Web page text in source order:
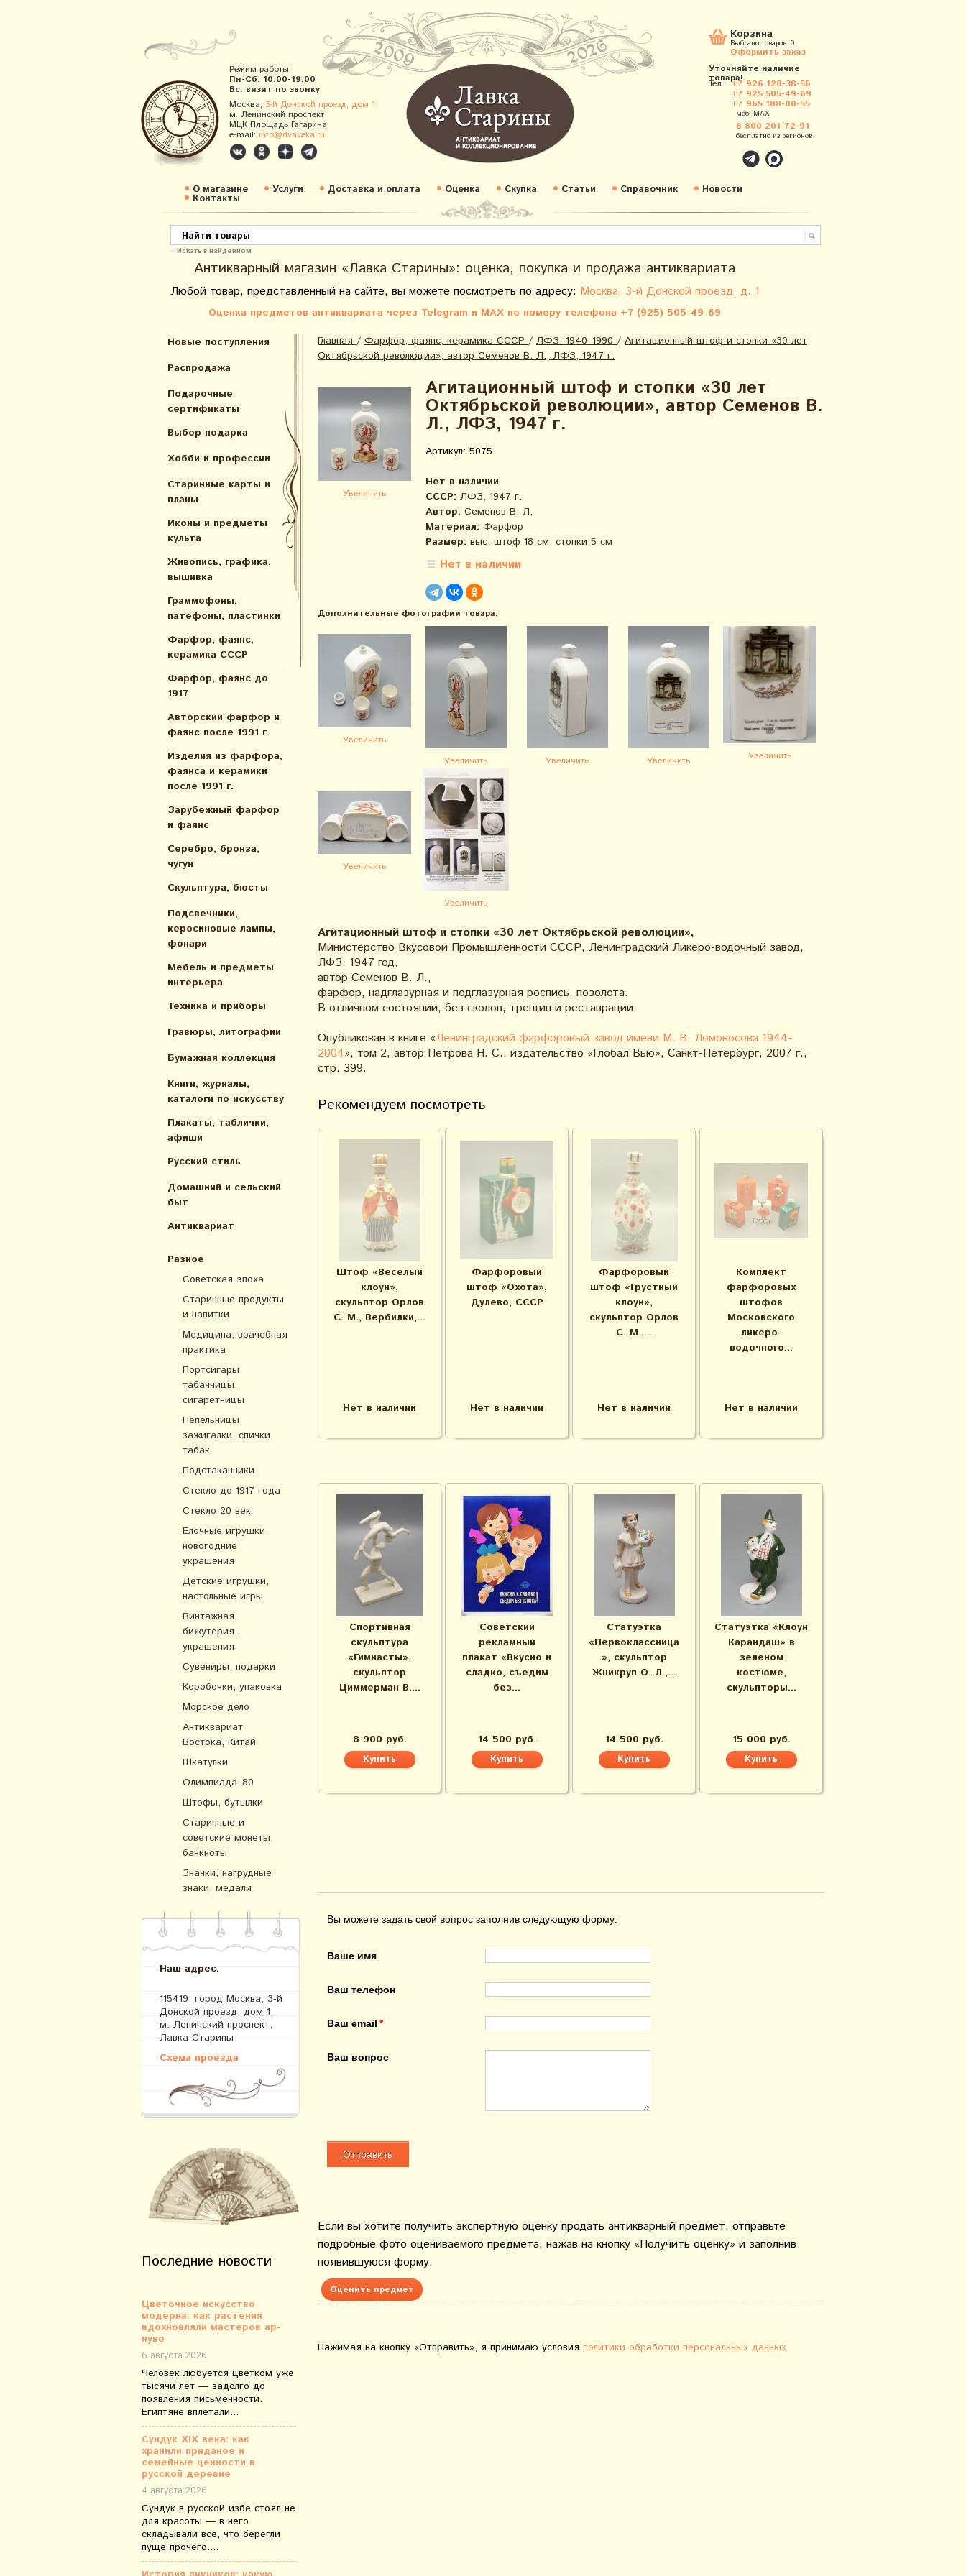
Режим работы
Пн-Сб: 10:00-19:00
Вс: визит по звонку
Москва, 3-й Донской проезд, дом 1
м. Ленинский проспект
МЦК Площадь Гагарина
e-mail: info@dvaveka.ru
Корзина
Выбрано товаров: 0
Оформить заказ
Уточняйте наличие
товара!
Тел.: +7 926 128-38-56
+7 925 505-49-69
+7 965 188-00-55
моб. MAX
8 800 201-72-91
бесплатно из регионов
О магазине Услуги Доставка и оплата Оценка Скупка Статьи Справочник Новости
Контакты
Искать в найденном
Антикварный магазин «Лавка Старины»: оценка, покупка и продажа антиквариата
Любой товар, представленный на сайте, вы можете посмотреть по адресу: Москва, 3-й Донской проезд, д. 1
Оценка предметов антиквариата через Telegram и MAX по номеру телефона +7 (925) 505-49-69
Новые поступления
Распродажа
Подарочные
сертификаты
Выбор подарка
Хобби и профессии
Старинные карты и
планы
Иконы и предметы
культа
Живопись, графика,
вышивка
Граммофоны,
патефоны, пластинки
Фарфор, фаянс,
керамика СССР
Фарфор, фаянс до
1917
Авторский фарфор и
фаянс после 1991 г.
Изделия из фарфора,
фаянса и керамики
после 1991 г.
Зарубежный фарфор
и фаянс
Серебро, бронза,
чугун
Скульптура, бюсты
Подсвечники,
керосиновые лампы,
фонари
Мебель и предметы
интерьера
Техника и приборы
Гравюры, литографии
Бумажная коллекция
Книги, журналы,
каталоги по искусcтву
Плакаты, таблички,
афиши
Русский стиль
Домашний и сельский
быт
Антиквариат
Разное
Советская эпоха
Старинные продукты
и напитки
Медицина, врачебная
практика
Портсигары,
табачницы,
сигаретницы
Пепельницы,
зажигалки, спички,
табак
Подстаканники
Стекло до 1917 года
Стекло 20 век
Елочные игрушки,
новогодние
украшения
Детские игрушки,
настольные игры
Винтажная
бижутерия,
украшения
Сувениры, подарки
Коробочки, упаковка
Морское дело
Антиквариат
Востока, Китай
Шкатулки
Олимпиада–80
Штофы, бутылки
Старинные и
советские монеты,
банкноты
Значки, нагрудные
знаки, медали
Наш адрес:
115419, город Москва, 3-й
Донской проезд, дом 1,
м. Ленинский проспект,
Лавка Старины
Схема проезда
Последние новости
Цветочное искусство
модерна: как растения
вдохновляли мастеров ар-
нуво
6 августа 2026
Человек любуется цветком уже
тысячи лет — задолго до
появления письменности.
Египтяне вплетали...
Сундук XIX века: как
хранили приданое и
семейные ценности в
русской деревне
4 августа 2026
Сундук в русской избе стоял не
для красоты — в него
складывали всё, что берегли
пуще прочего....
Главная / Фарфор, фаянс, керамика СССР / ЛФЗ: 1940–1990 / Агитационный штоф и стопки «30 лет
Октябрьской революции», автор Семенов В. Л., ЛФЗ, 1947 г.
Увеличить
Агитационный штоф и стопки «30 лет
Октябрьской революции», автор Семенов В.
Л., ЛФЗ, 1947 г.
Артикул: 5075
Нет в наличии
СССР: ЛФЗ, 1947 г.
Автор: Семенов В. Л.
Материал: Фарфор
Размер: выс. штоф 18 см, стопки 5 см
Нет в наличии
Дополнительные фотографии товара:
Увеличить
Увеличить
Увеличить Увеличить Увеличить
Увеличить
Увеличить
Агитационный штоф и стопки «30 лет Октябрьской революции»,
Министерство Вкусовой Промышленности СССР, Ленинградский Ликеро-водочный завод,
ЛФЗ, 1947 год,
автор Семенов В. Л.,
фарфор, надглазурная и подглазурная роспись, позолота.
В отличном состоянии, без сколов, трещин и реставрации.
Опубликован в книге «Ленинградский фарфоровый завод имени М. В. Ломоносова 1944-
2004», том 2, автор Петрова Н. С., издательство «Глобал Вью», Санкт-Петербург, 2007 г.,
стр. 399.
Рекомендуем посмотреть
Штоф «Веселый
клоун»,
скульптор Орлов
С. М., Вербилки,...
Нет в наличии
Фарфоровый
штоф «Охота»,
Дулево, СССР
Нет в наличии
Фарфоровый
штоф «Грустный
клоун»,
скульптор Орлов
С. М.,...
Нет в наличии
Комплект
фарфоровых
штофов
Московского
ликеро-
водочного...
Нет в наличии
Спортивная
скульптура
«Гимнасты»,
скульптор
Циммерман В....
8 900 руб.
Советский
рекламный
плакат «Вкусно и
сладко, съедим
без...
14 500 руб.
Статуэтка
«Первоклассница
», скульптор
Жникруп О. Л.,...
14 500 руб.
Статуэтка «Клоун
Карандаш» в
зеленом
костюме,
скульпторы...
15 000 руб.
Вы можете задать свой вопрос заполнив следующую форму:
Ваше имя
Ваш телефон
Ваш email
Ваш вопрос
Если вы хотите получить экспертную оценку продать антикварный предмет, отправьте
подробные фото оцениваемого предмета, нажав на кнопку «Получить оценку» и заполнив
появившуюся форму.
Оценить предмет
Нажимая на кнопку «Отправить», я принимаю условия политики обработки персональных данных